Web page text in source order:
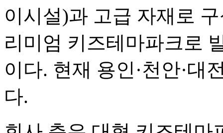
이시설)과 고급 자재로
리미엄 키즈테마파크로
이다. 현재 용인·천안·대
다.